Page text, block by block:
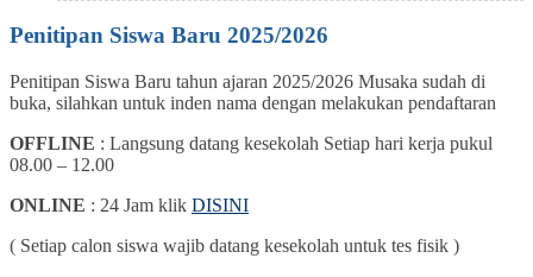
Penitipan Siswa Baru 2025/2026
Penitipan Siswa Baru tahun ajaran 2025/2026 Musaka sudah di
buka, silahkan untuk inden nama dengan melakukan pendaftaran
OFFLINE : Langsung datang kesekolah Setiap hari kerja pukul
08.00 – 12.00
ONLINE : 24 Jam klik DISINI
( Setiap calon siswa wajib datang kesekolah untuk tes fisik )